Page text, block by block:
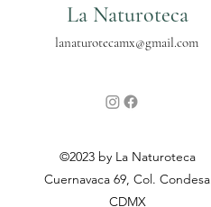
La Naturoteca
lanaturotecamx@gmail.com
©2023 by La Naturoteca
Cuernavaca 69, Col. Condesa
CDMX